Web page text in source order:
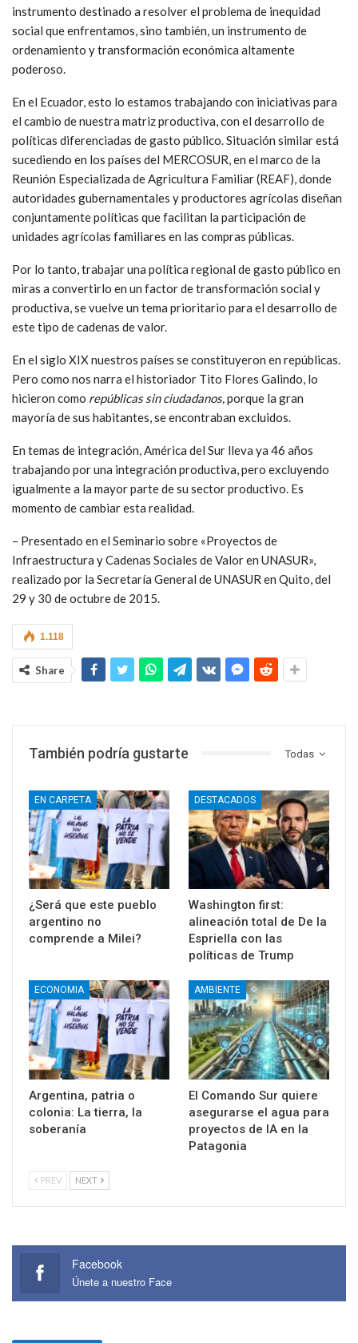
instrumento destinado a resolver el problema de inequidad
social que enfrentamos, sino también, un instrumento de
ordenamiento y transformación económica altamente
poderoso.
En el Ecuador, esto lo estamos trabajando con iniciativas para
el cambio de nuestra matriz productiva, con el desarrollo de
políticas diferenciadas de gasto público. Situación similar está
sucediendo en los países del MERCOSUR, en el marco de la
Reunión Especializada de Agricultura Familiar (REAF), donde
autoridades gubernamentales y productores agrícolas diseñan
conjuntamente políticas que facilitan la participación de
unidades agrícolas familiares en las compras públicas.
Por lo tanto, trabajar una política regional de gasto público en
miras a convertirlo en un factor de transformación social y
productiva, se vuelve un tema prioritario para el desarrollo de
este tipo de cadenas de valor.
En el siglo XIX nuestros países se constituyeron en repúblicas.
Pero como nos narra el historiador Tito Flores Galindo, lo
hicieron como repúblicas sin ciudadanos, porque la gran
mayoría de sus habitantes, se encontraban excluidos.
En temas de integración, América del Sur lleva ya 46 años
trabajando por una integración productiva, pero excluyendo
igualmente a la mayor parte de su sector productivo. Es
momento de cambiar esta realidad.
– Presentado en el Seminario sobre «Proyectos de
Infraestructura y Cadenas Sociales de Valor en UNASUR»,
realizado por la Secretaría General de UNASUR en Quito, del
29 y 30 de octubre de 2015.
1.118
Share
Todas
También podría gustarte
EN CARPETA
¿Será que este pueblo
argentino no
comprende a Milei?
DESTACADOS
Washington first:
alineación total de De la
Espriella con las
políticas de Trump
ECONOMIA
Argentina, patria o
colonia: La tierra, la
soberanía
AMBIENTE
El Comando Sur quiere
asegurarse el agua para
proyectos de IA en la
Patagonia
PREV NEXT
Facebook
Únete a nuestro Face